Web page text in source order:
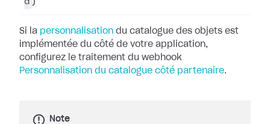
)
Si la personnalisation du catalogue des objets est
implémentée du côté de votre application,
configurez le traitement du webhook
Personnalisation du catalogue côté partenaire.
Note